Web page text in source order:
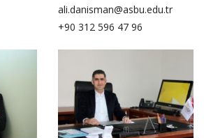
ali.danisman@asbu.edu.tr
+90 312 596 47 96